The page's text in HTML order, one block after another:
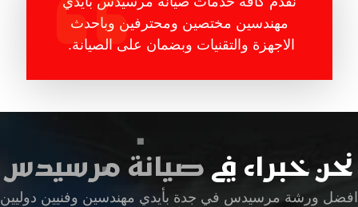
مهندسين مختصين ومحترفين وباحدث
الاجهزة والتقنيات وبضمان على الصيانة.
نحن خبراء في صيانة مرسيدس
افضل ورشة مرسيدس في جدة بأيدي مهندسين وفنيين دوليين